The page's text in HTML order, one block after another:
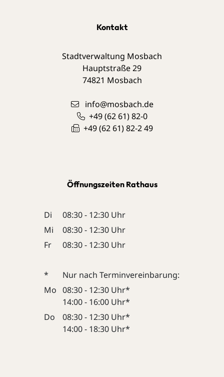
Kontakt
Stadtverwaltung Mosbach
Hauptstraße 29
74821 Mosbach
info@mosbach.de
+49 (62 61) 82-0
+49 (62 61) 82-2 49
Öffnungszeiten Rathaus
Di
08:30 - 12:30 Uhr
Mi
08:30 - 12:30 Uhr
Fr
08:30 - 12:30 Uhr
*
Nur nach Terminvereinbarung:
Mo 08:30 - 12:30 Uhr*
14:00 - 16:00 Uhr*
Do
08:30 - 12:30 Uhr*
14:00 - 18:30 Uhr*